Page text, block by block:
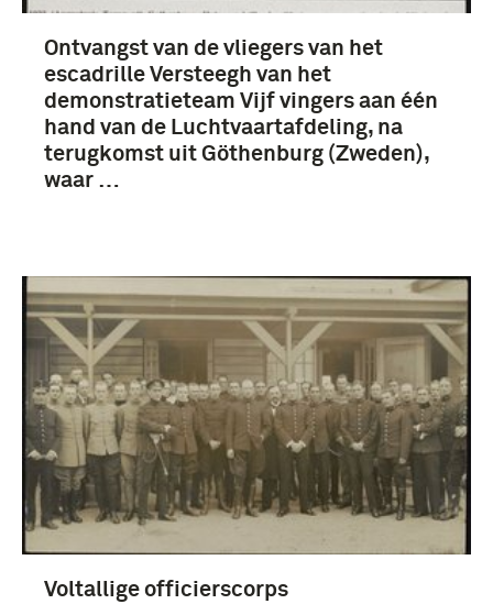
Ontvangst van de vliegers van het
escadrille Versteegh van het
demonstratieteam Vijf vingers aan één
hand van de Luchtvaartafdeling, na
terugkomst uit Göthenburg (Zweden),
waar …
Voltallige officierscorps